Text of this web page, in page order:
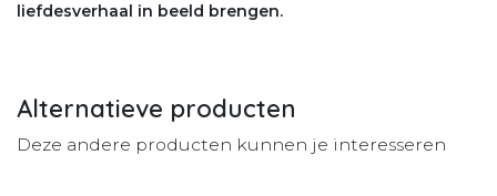
liefdesverhaal in beeld brengen.
Alternatieve producten
Deze andere producten kunnen je interesseren